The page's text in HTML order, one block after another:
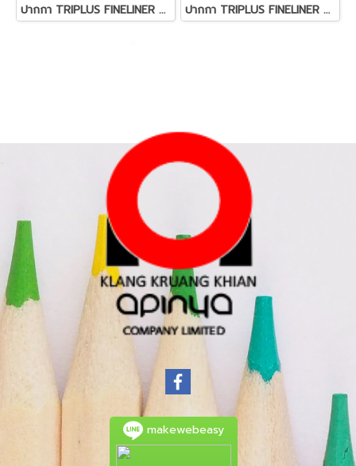
ปากกา TRIPLUS FINELINER STAEDTLER ชุด 6 สี สีฟ้าน้ำทะเล ปากกา TRIPLUS FINELINER STAEDTLER ชุุด 6 สี สีชมพูฟามิงโก้
makewebeasy